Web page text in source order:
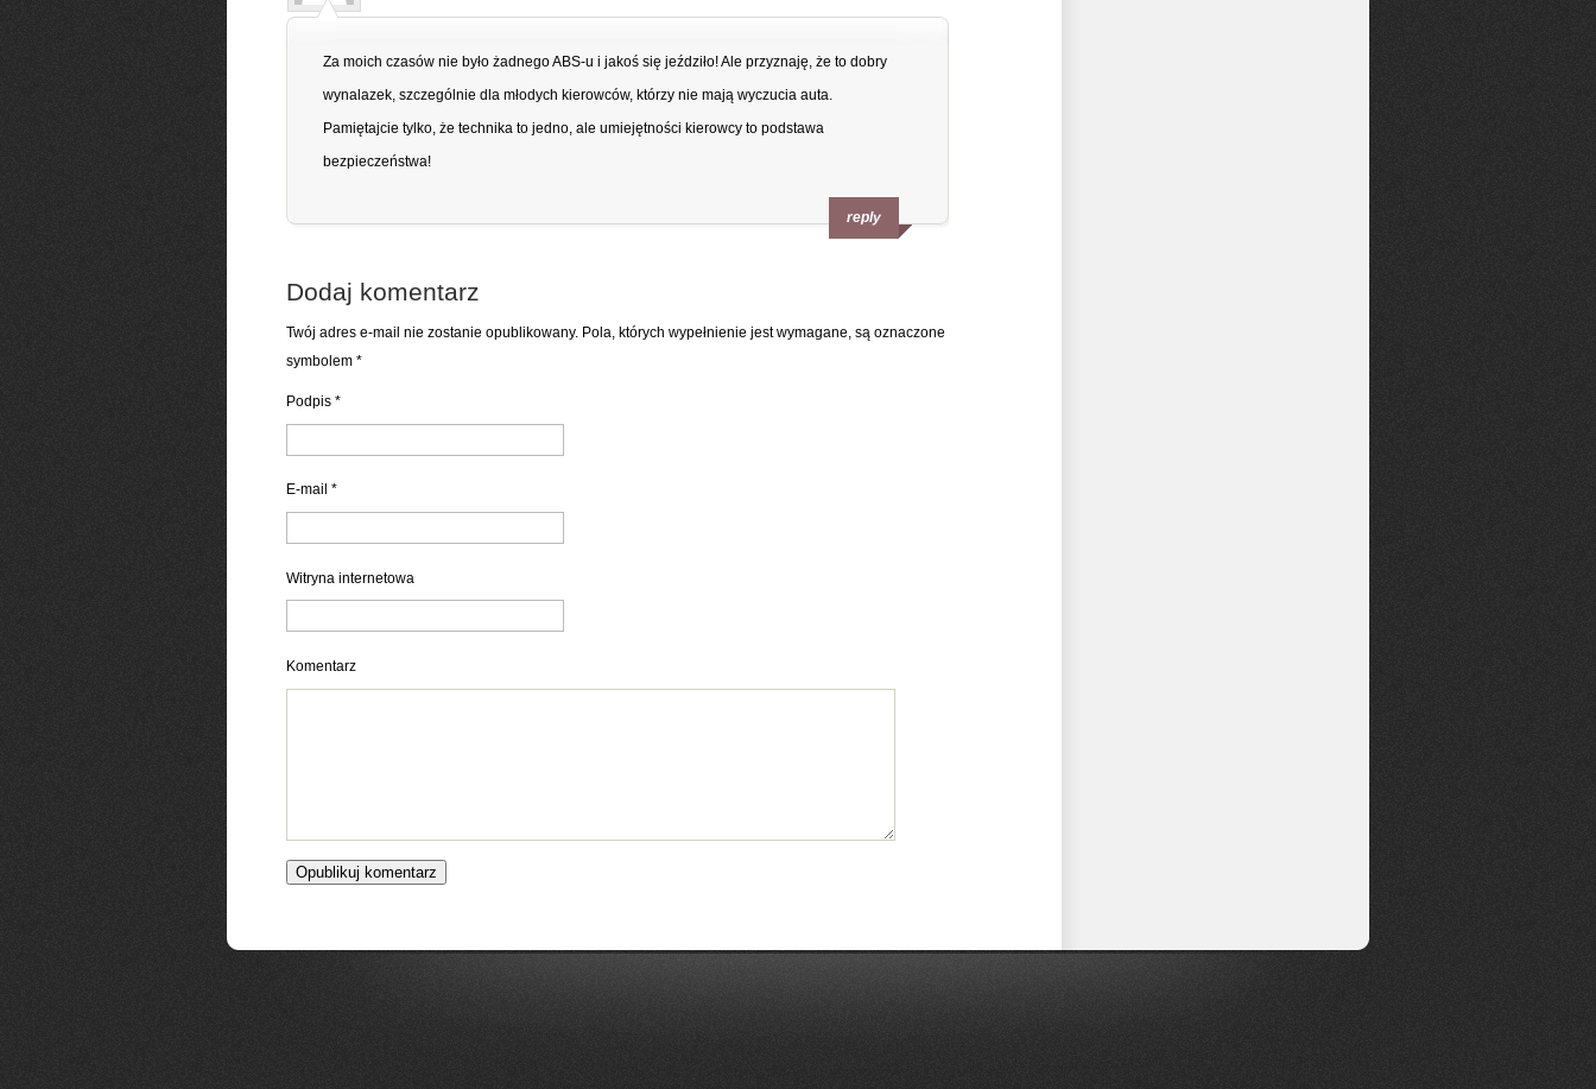
Za moich czasów nie było żadnego ABS-u i jakoś się jeździło! Ale przyznaję, że to dobry
wynalazek, szczególnie dla młodych kierowców, którzy nie mają wyczucia auta.
Pamiętajcie tylko, że technika to jedno, ale umiejętności kierowcy to podstawa
bezpieczeństwa!
reply
Dodaj komentarz
Twój adres e-mail nie zostanie opublikowany. Pola, których wypełnienie jest wymagane, są oznaczone
symbolem *
Podpis *
E-mail *
Witryna internetowa
Komentarz